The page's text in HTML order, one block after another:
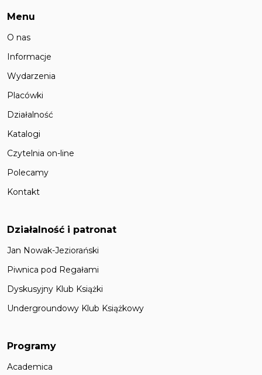
Menu
O nas
Informacje
Wydarzenia
Placówki
Działalność
Katalogi
Czytelnia on-line
Polecamy
Kontakt
Działalność i patronat
Jan Nowak-Jeziorański
Piwnica pod Regałami
Dyskusyjny Klub Książki
Undergroundowy Klub Książkowy
Programy
Academica